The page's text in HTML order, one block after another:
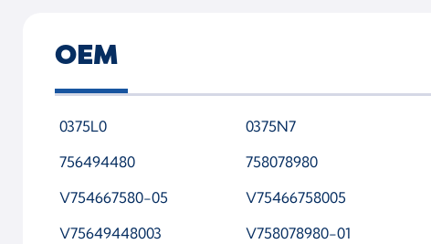
53039700121
OEM
0375L0 0375N7
756494480
758078980
V754667580-05
V75466758005
V75649448003
V758078980-01